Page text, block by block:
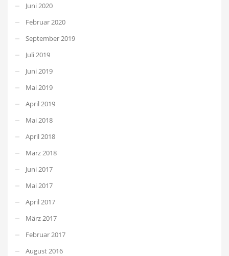
Juni 2020
Februar 2020
September 2019
Juli 2019
Juni 2019
Mai 2019
April 2019
Mai 2018
April 2018
März 2018
Juni 2017
Mai 2017
April 2017
März 2017
Februar 2017
August 2016